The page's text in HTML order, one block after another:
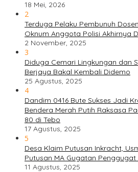
18 Mei, 2026
2
Terduga Pelaku Pembunuh
Oknum Anggota Polisi Akhirnya
2 November, 2025
3
Diduga Cemari Lingkungan dan
Berjaya Bakal Kembali Didemo
25 Agustus, 2025
4
Dandim 0416 Bute Sukses Jadi
Bendera Merah Putih Raksasa
80 di Tebo
17 Agustus, 2025
5
Desa Klaim Putusan Inkracht,
Putusan MA Gugatan
11 Agustus, 2025